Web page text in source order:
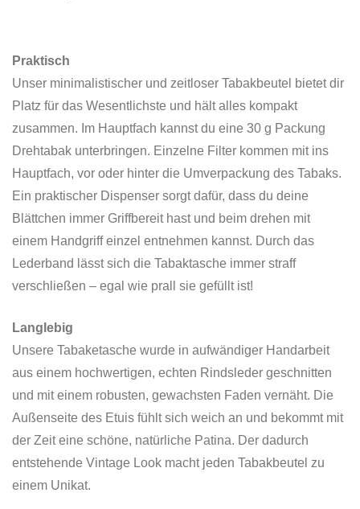
Praktisch
Unser minimalistischer und zeitloser Tabakbeutel bietet dir
Platz für das Wesentlichste und hält alles kompakt
zusammen. Im Hauptfach kannst du eine 30 g Packung
Drehtabak unterbringen. Einzelne Filter kommen mit ins
Hauptfach, vor oder hinter die Umverpackung des Tabaks.
Ein praktischer Dispenser sorgt dafür, dass du deine
Blättchen immer Griffbereit hast und beim drehen mit
einem Handgriff einzel entnehmen kannst. Durch das
Lederband lässt sich die Tabaktasche immer straff
verschließen – egal wie prall sie gefüllt ist!
Langlebig
Unsere Tabaketasche wurde in aufwändiger Handarbeit
aus einem hochwertigen, echten Rindsleder geschnitten
und mit einem robusten, gewachsten Faden vernäht. Die
Außenseite des Etuis fühlt sich weich an und bekommt mit
der Zeit eine schöne, natürliche Patina. Der dadurch
entstehende Vintage Look macht jeden Tabakbeutel zu
einem Unikat.